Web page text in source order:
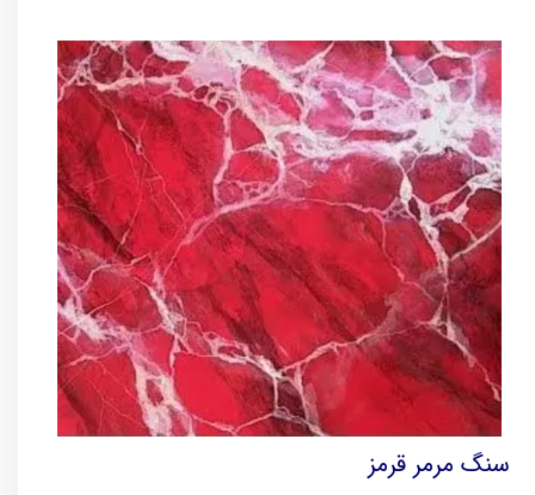
سنگ مرمر قرمز